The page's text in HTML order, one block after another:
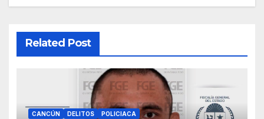
Related Post
CANCÚN DELITOS POLICIACA